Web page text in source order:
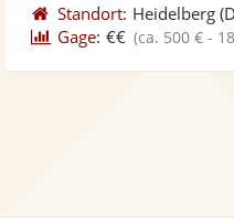
Standort: Heidelberg
Gage: €€ (ca. 500 € -